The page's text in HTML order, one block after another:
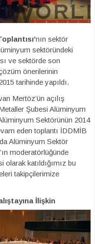
nın sektör
sektöründeki
ve sektörde son
önerilerinin
tarihinde yapıldı.
Mertöz’ün açılış
Şubesi Alüminyum
Sektörünün 2014
eden toplantı İDDMİB
Alüminyum Sektör
moderatörlüğünde
katıldığımız bu
takipçilerimize
İlişkin